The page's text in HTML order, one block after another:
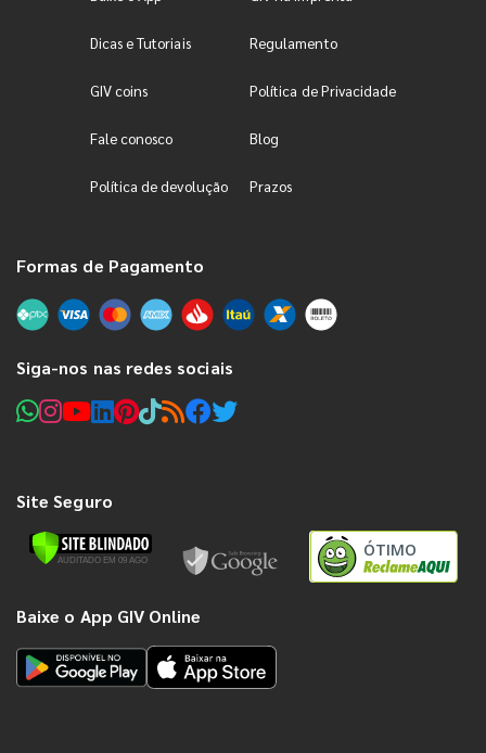
Dicas e Tutoriais Regulamento
GIV coins Política de Privacidade
Fale conosco Blog
Política de devolução Prazos
Formas de Pagamento
Siga-nos nas redes sociais
Site Seguro
ÓTIMO
Baixe o App GIV Online